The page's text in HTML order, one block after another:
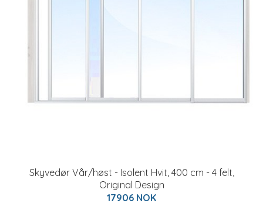
Skyvedør Vår/høst - Isolent Hvit, 400 cm - 4 felt,
Original Design
17906 NOK